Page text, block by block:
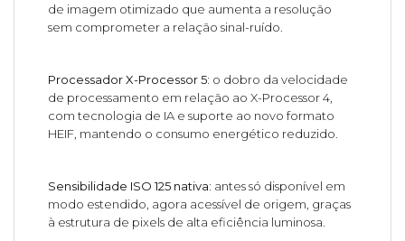
de imagem otimizado que aumenta a resolução
sem comprometer a relação sinal-ruído.
Processador X-Processor 5: o dobro da velocidade
de processamento em relação ao X-Processor 4,
com tecnologia de IA e suporte ao novo formato
HEIF, mantendo o consumo energético reduzido.
Sensibilidade ISO 125 nativa: antes só disponível em
modo estendido, agora acessível de origem, graças
à estrutura de pixels de alta eficiência luminosa.